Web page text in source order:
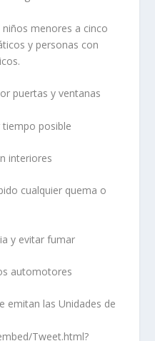
menores a cinco
y personas con
puertas y ventanas
posible
interiores
cualquier quema o
y evitar fumar
automotores
emitan las Unidades de
Tweet.html?